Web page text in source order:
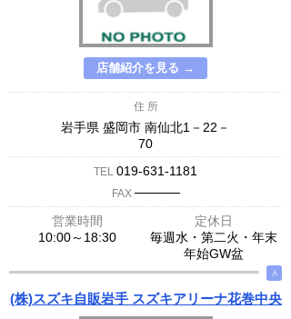
店舗紹介を見る →
住 所
岩手県 盛岡市 南仙北1－22－
70
TEL 019-631-1181
FAX ─────
営業時間
定休日
10:00～18:30
毎週水・第二火・年末
年始GW盆
∧
(株)スズキ自販岩手 スズキアリーナ花巻中央